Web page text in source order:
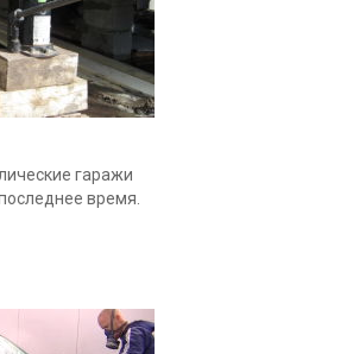
гаражи
время.